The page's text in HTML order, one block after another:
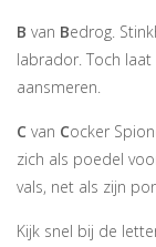
B van Bedrog.
labrador. Toch
aansmeren.
C van Cocker
zich als poedel
vals, net als zijn
Kijk snel bij de